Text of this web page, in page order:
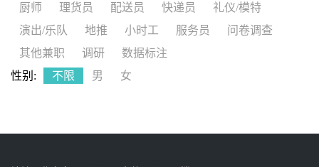
厨师
理货员 配送员 快递员
礼仪/模特
演出/乐队
地推 小时工 服务员
问卷调查
其他兼职
调研
数据标注
性别:
不限 男 女